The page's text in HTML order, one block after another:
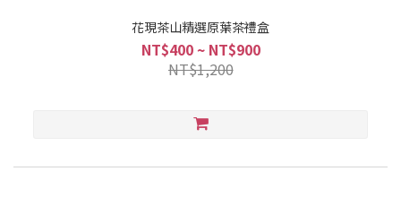
花現茶山精選原葉茶禮盒
NT$400 ~ NT$900
NT$1,200